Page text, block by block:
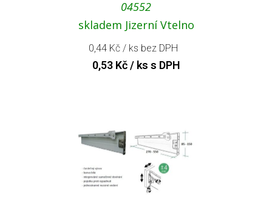
04552
skladem Jizerní Vtelno
0,44 Kč/ ks bez DPH
0,53 Kč/ ks s DPH